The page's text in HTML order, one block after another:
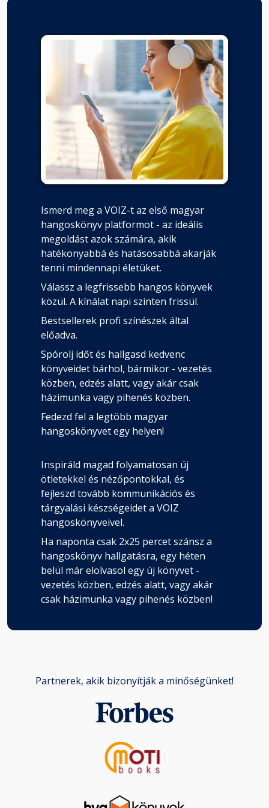
A "Senki"
Fejezet hossza: 00:16:15
Utóhangok az "Arany ember"-hez
Ismerd meg a VOIZ-t az első magyar
hangoskönyv platformot - az ideális
megoldást azok számára, akik
hatékonyabbá és hatásosabbá akarják
tenni mindennapi életüket.
Válassz a legfrissebb hangos könyvek
közül. A kínálat napi szinten frissül.
Bestsellerek profi színészek által
előadva.
Spórolj időt és hallgasd kedvenc
könyveidet bárhol, bármikor - vezetés
közben, edzés alatt, vagy akár csak
házimunka vagy pihenés közben.
Fedezd fel a legtöbb magyar
hangoskönyvet egy helyen!
Inspiráld magad folyamatosan új
ötletekkel és nézőpontokkal, és
fejleszd tovább kommunikációs és
tárgyalási készségeidet a VOIZ
hangoskönyveivel.
Ha naponta csak 2x25 percet szánsz a
hangoskönyv hallgatásra, egy héten
belül már elolvasol egy új könyvet -
vezetés közben, edzés alatt, vagy akár
csak házimunka vagy pihenés közben!
Partnerek, akik bizonyítják a minőségünket!